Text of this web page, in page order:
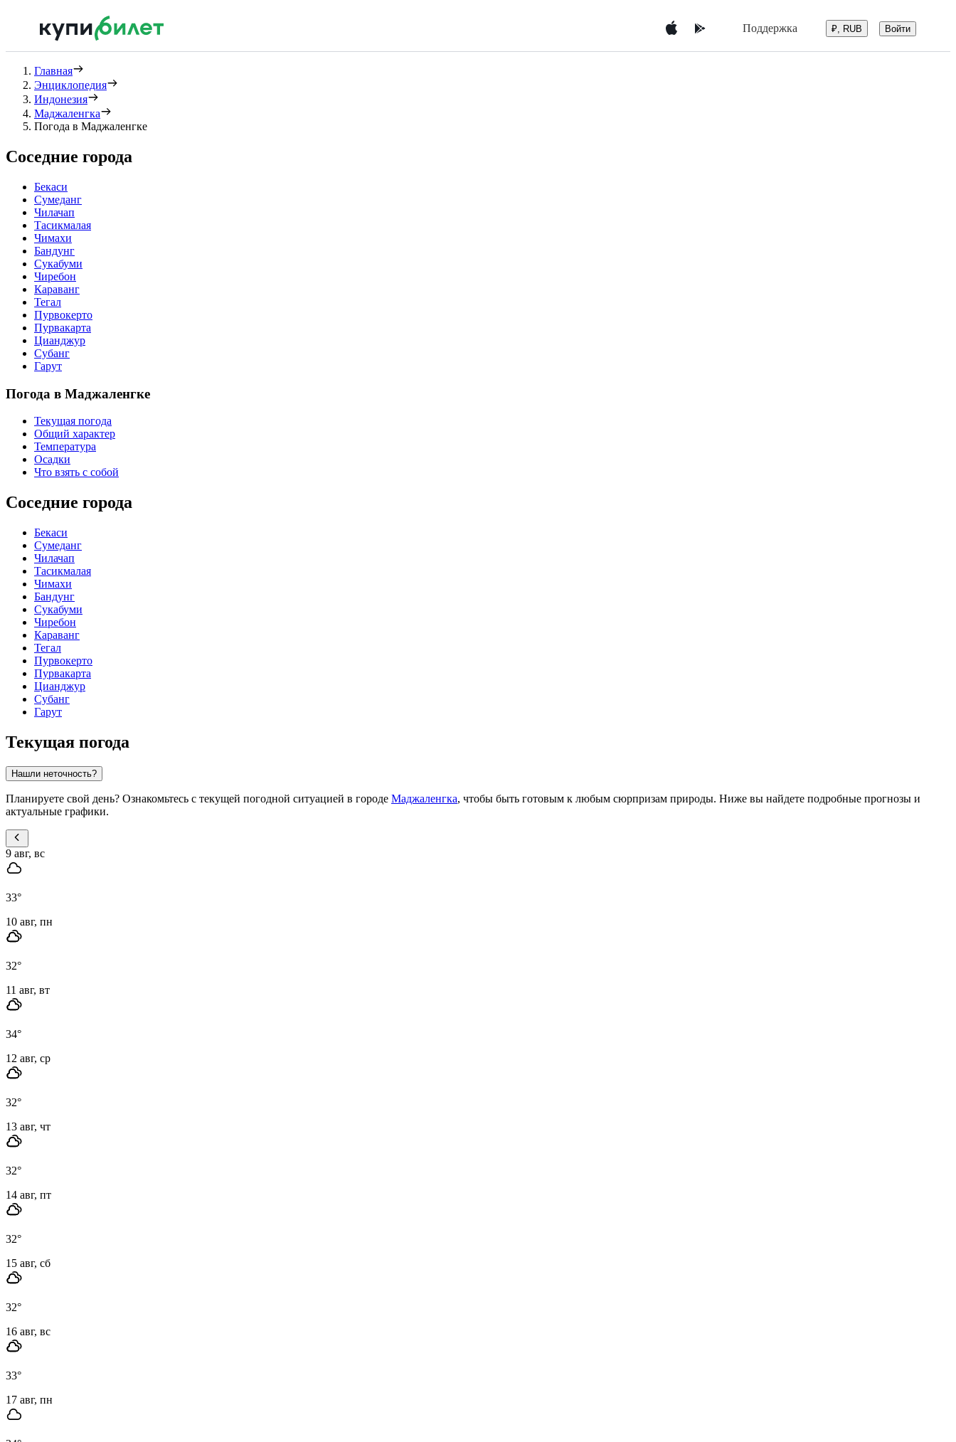
Поддержка ₽, RUB Войти
Главная
Энциклопедия
Индонезия
Маджаленгка
Погода в Маджаленгке
Соседние города
Бекаси
Сумеданг
Чилачап
Тасикмалая
Чимахи
Бандунг
Сукабуми
Чиребон
Караванг
Тегал
Пурвокерто
Пурвакарта
Цианджур
Субанг
Гарут
Погода в Маджаленгке
Текущая погода
Общий характер
Температура
Осадки
Что взять с собой
Соседние города
Бекаси
Сумеданг
Чилачап
Тасикмалая
Чимахи
Бандунг
Сукабуми
Чиребон
Караванг
Тегал
Пурвокерто
Пурвакарта
Цианджур
Субанг
Гарут
Текущая погода
Нашли неточность?
Планируете свой день? Ознакомьтесь с текущей погодной ситуацией в городе Маджаленгка, чтобы быть готовым к любым сюрпризам природы. Ниже вы найдете подробные прогнозы и
актуальные графики.
9 авг, вс
33°
10 авг, пн
32°
11 авг, вт
34°
12 авг, ср
32°
13 авг, чт
32°
14 авг, пт
32°
15 авг, сб
32°
16 авг, вс
33°
17 авг, пн